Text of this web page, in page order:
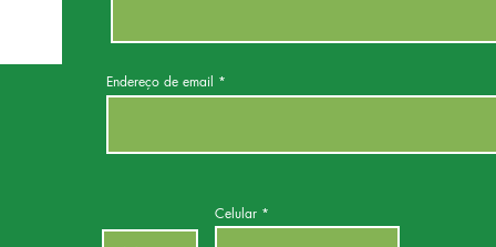
Endereço de email
Celular